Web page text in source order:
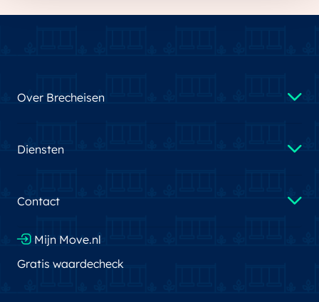
Over Brecheisen
Diensten
Contact
Mijn Move.nl
Gratis waardecheck